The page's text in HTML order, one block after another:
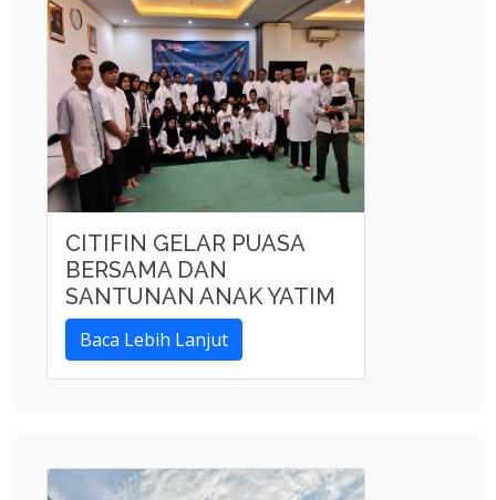
CITIFIN GELAR PUASA
BERSAMA DAN
SANTUNAN ANAK YATIM
Baca Lebih Lanjut